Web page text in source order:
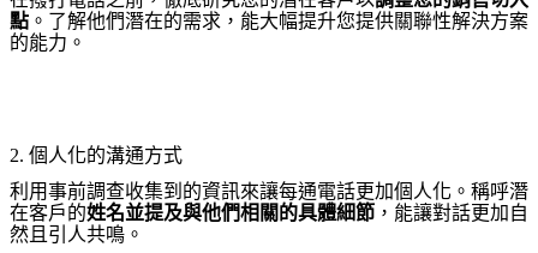
點 。了解他們潛在的需求，能大幅提升您提供關聯性解決方案
的能力。
2. 個人化的溝通方式
利用事前調查收集到的資訊來讓每通電話更加個人化。稱呼潛
在客戶的姓名並提及與他們相關的具體細節 ，能讓對話更加自
然且引人共鳴。